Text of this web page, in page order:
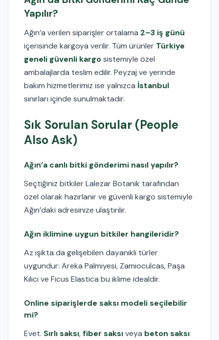
Yapılır?
Ağın’a verilen siparişler ortalama 2–3 iş günü
içerisinde kargoya verilir. Tüm ürünler Türkiye
geneli güvenli kargosistemiyle özel
ambalajlarda teslim edilir. Peyzaj ve yerinde
bakım hizmetlerimiz ise yalnızca İstanbul
sınırları içinde sunulmaktadır.
Sık Sorulan Sorular (People
Also Ask)
Ağın’a canlı bitki gönderimi nasıl yapılır?
Seçtiğiniz bitkiler Lalezar Botanik tarafından
özel olarak hazırlanır ve güvenli kargo sistemiyle
Ağın’daki adresinize ulaştırılır.
Ağın iklimine uygun bitkiler hangileridir?
Az ışıkta da gelişebilen dayanıklı türler
uygundur: Areka Palmiyesi, Zamioculcas, Paşa
Kılıcı ve Ficus Elastica bu iklime idealdir.
Online siparişlerde saksı modeli seçilebilir
mi?
Evet. Sırlı saksı,fiber saksıveya beton saksı